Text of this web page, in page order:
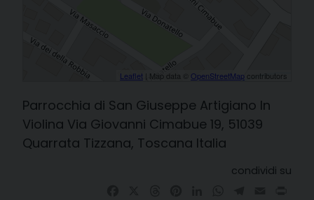
Leaflet | Map data © OpenStreetMap contributors
Parrocchia di San Giuseppe Artigiano In
Violina Via Giovanni Cimabue 19, 51039
Quarrata Tizzana, Toscana Italia
condividi su